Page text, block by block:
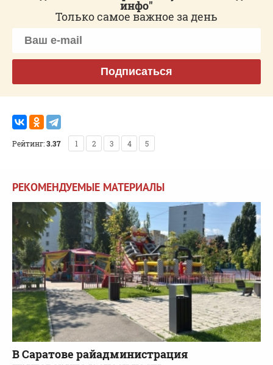
инфо"
Только самое важное за день
Подписаться
Рейтинг:3.37 1 2 3 4 5
РЕКОМЕНДУЕМЫЕ МАТЕРИАЛЫ
В Саратове райадминистрация